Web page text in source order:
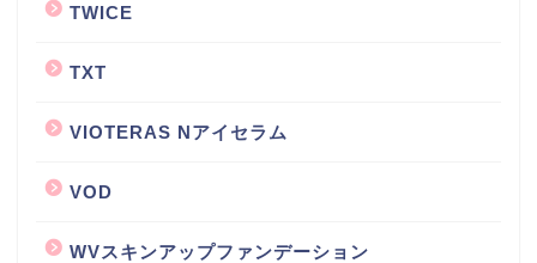
TWICE
TXT
VIOTERAS Nアイセラム
VOD
WVスキンアップファンデーション